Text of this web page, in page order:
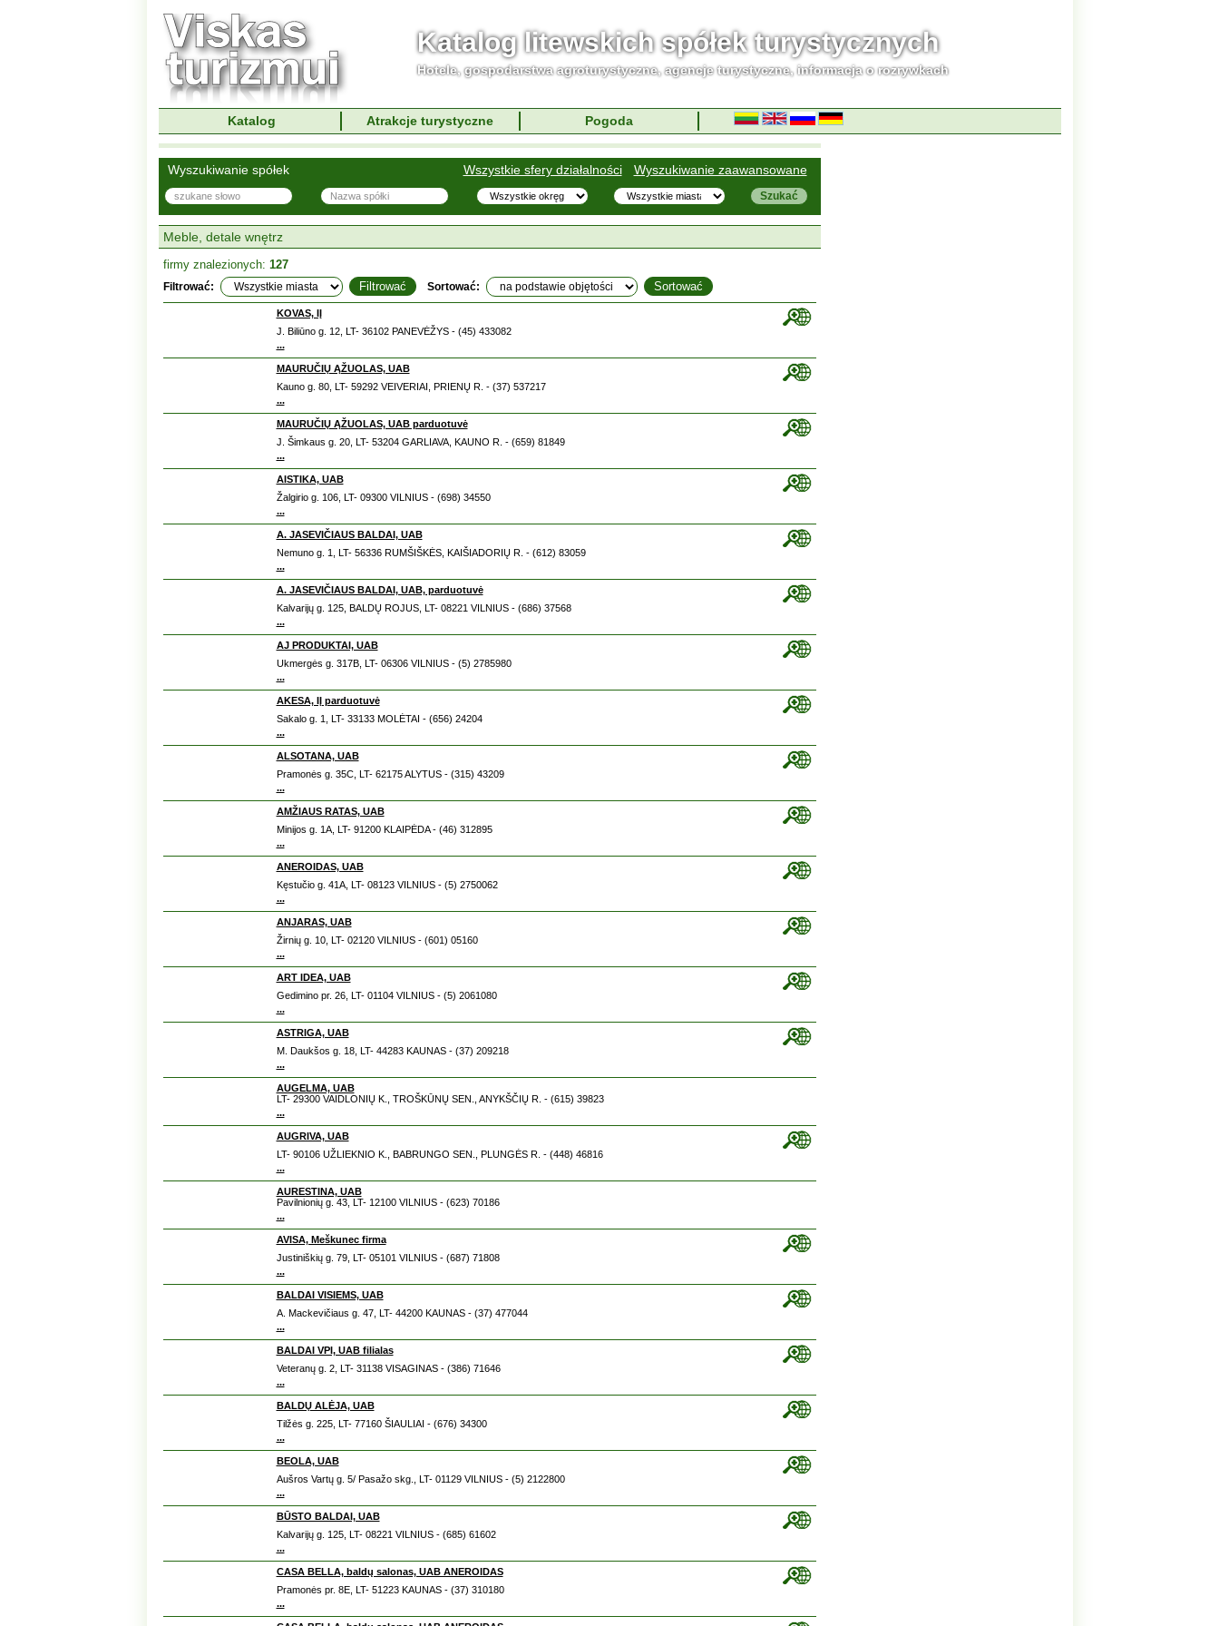
Katalog litewskich spółek turystycznych
Hotele, gospodarstwa agroturystyczne, agencje turystyczne, informacja o rozrywkach
Katalog Atrakcje turystyczne Pogoda
Wszystkie sfery działalności Wyszukiwanie zaawansowane
Wyszukiwanie spółek
Meble, detale wnętrz
firmy znalezionych: 127
Filtrować: Sortować:
KOVAS, IĮ
J. Biliūno g. 12, LT- 36102 PANEVĖŽYS - (45) 433082
...
MAURUČIŲ ĄŽUOLAS, UAB
Kauno g. 80, LT- 59292 VEIVERIAI, PRIENŲ R. - (37) 537217
...
MAURUČIŲ ĄŽUOLAS, UAB parduotuvė
J. Šimkaus g. 20, LT- 53204 GARLIAVA, KAUNO R. - (659) 81849
...
AISTIKA, UAB
Žalgirio g. 106, LT- 09300 VILNIUS - (698) 34550
...
A. JASEVIČIAUS BALDAI, UAB
Nemuno g. 1, LT- 56336 RUMŠIŠKĖS, KAIŠIADORIŲ R. - (612) 83059
...
A. JASEVIČIAUS BALDAI, UAB, parduotuvė
Kalvarijų g. 125, BALDŲ ROJUS, LT- 08221 VILNIUS - (686) 37568
...
AJ PRODUKTAI, UAB
Ukmergės g. 317B, LT- 06306 VILNIUS - (5) 2785980
...
AKESA, IĮ parduotuvė
Sakalo g. 1, LT- 33133 MOLĖTAI - (656) 24204
...
ALSOTANA, UAB
Pramonės g. 35C, LT- 62175 ALYTUS - (315) 43209
...
AMŽIAUS RATAS, UAB
Minijos g. 1A, LT- 91200 KLAIPĖDA - (46) 312895
...
ANEROIDAS, UAB
Kęstučio g. 41A, LT- 08123 VILNIUS - (5) 2750062
...
ANJARAS, UAB
Žirnių g. 10, LT- 02120 VILNIUS - (601) 05160
...
ART IDEA, UAB
Gedimino pr. 26, LT- 01104 VILNIUS - (5) 2061080
...
ASTRIGA, UAB
M. Daukšos g. 18, LT- 44283 KAUNAS - (37) 209218
...
AUGELMA, UAB
LT- 29300 VAIDLONIŲ K., TROŠKŪNŲ SEN., ANYKŠČIŲ R. - (615) 39823
...
AUGRIVA, UAB
LT- 90106 UŽLIEKNIO K., BABRUNGO SEN., PLUNGĖS R. - (448) 46816
...
AURESTINA, UAB
Pavilnionių g. 43, LT- 12100 VILNIUS - (623) 70186
...
AVISA, Meškunec firma
Justiniškių g. 79, LT- 05101 VILNIUS - (687) 71808
...
BALDAI VISIEMS, UAB
A. Mackevičiaus g. 47, LT- 44200 KAUNAS - (37) 477044
...
BALDAI VPI, UAB filialas
Veteranų g. 2, LT- 31138 VISAGINAS - (386) 71646
...
BALDŲ ALĖJA, UAB
Tilžės g. 225, LT- 77160 ŠIAULIAI - (676) 34300
...
BEOLA, UAB
Aušros Vartų g. 5/ Pasažo skg., LT- 01129 VILNIUS - (5) 2122800
...
BŪSTO BALDAI, UAB
Kalvarijų g. 125, LT- 08221 VILNIUS - (685) 61602
...
CASA BELLA, baldų salonas, UAB ANEROIDAS
Pramonės pr. 8E, LT- 51223 KAUNAS - (37) 310180
...